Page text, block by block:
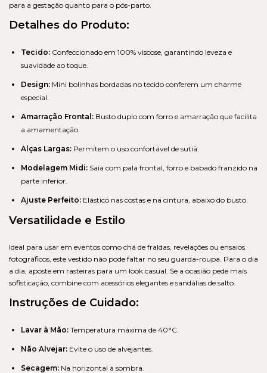
para a gestação quanto para o pós-parto.
Detalhes do Produto:
Tecido: Confeccionado em 100% viscose, garantindo leveza e
suavidade ao toque.
Design: Mini bolinhas bordadas no tecido conferem um charme
especial.
Amarração Frontal: Busto duplo com forro e amarração que facilita
a amamentação.
Alças Largas: Permitem o uso confortável de sutiã.
Modelagem Midi: Saia com pala frontal, forro e babado franzido na
parte inferior.
Ajuste Perfeito: Elástico nas costas e na cintura, abaixo do busto.
Versatilidade e Estilo
Ideal para usar em eventos como chá de fraldas, revelações ou ensaios
fotográficos, este vestido não pode faltar no seu guarda-roupa. Para o dia
a dia, aposte em rasteiras para um look casual. Se a ocasião pede mais
sofisticação, combine com acessórios elegantes e sandálias de salto.
Instruções de Cuidado:
Lavar à Mão: Temperatura máxima de 40°C.
Não Alvejar: Evite o uso de alvejantes.
Secagem: Na horizontal à sombra.